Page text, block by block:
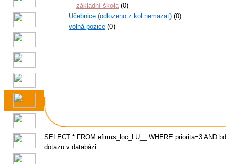
základní škola (0)
Učebnice (odlozeno z kol nemazat) (0)
volná pozice (0)
SELECT * FROM efirms_loc_LU__ WHERE priorita=3 AND
dotazu v databázi.